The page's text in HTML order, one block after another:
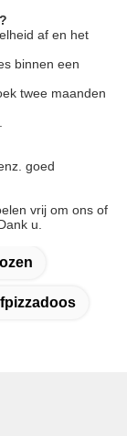
af en het
binnen een
twee maanden
goed
vrij om ons of
u.